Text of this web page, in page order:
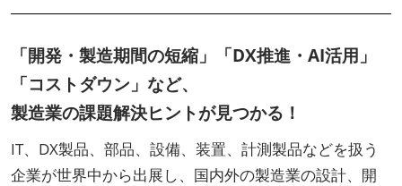
「開発・製造期間の短縮」「DX推進・AI活用」
「コストダウン」など、
製造業の課題解決ヒントが見つかる！
IT、DX製品、部品、設備、装置、計測製品などを扱う
企業が世界中から出展し、国内外の製造業の設計、開